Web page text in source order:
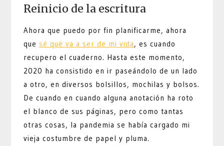
Reinicio de la escritura
Ahora que puedo por fin planificarme, ahora
que sé qué va a ser de mi vida, es cuando
recupero el cuaderno. Hasta este momento,
2020 ha consistido en ir paseándolo de un lado
a otro, en diversos bolsillos, mochilas y bolsos.
De cuando en cuando alguna anotación ha roto
el blanco de sus páginas, pero como tantas
otras cosas, la pandemia se había cargado mi
vieja costumbre de papel y pluma.